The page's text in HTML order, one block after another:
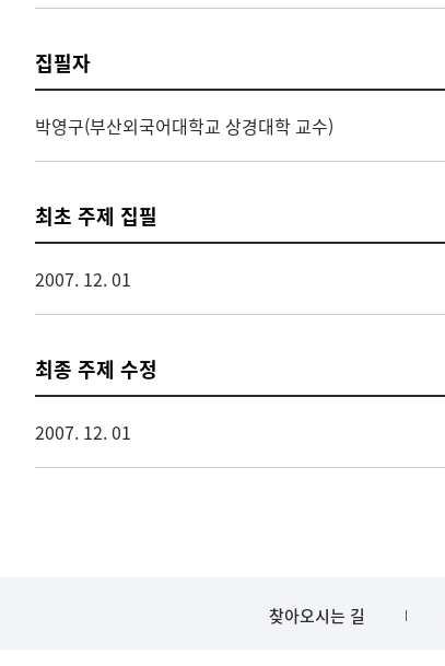
집필자
박영구(부산외국어대학교 상경대학 교수)
최초 주제 집필
2007. 12. 01
최종 주제 수정
2007. 12. 01
찾아오시는 길